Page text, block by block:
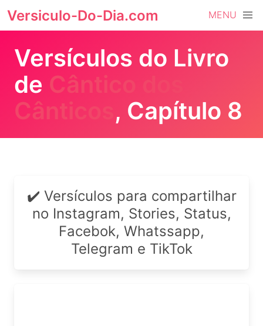
Versiculo-Do-Dia.com MENU
Versículos do Livro
de Cântico dos
Cânticos , Capítulo 8
✔️ Versículos para compartilhar
no Instagram, Stories, Status,
Facebok, Whatssapp,
Telegram e TikTok